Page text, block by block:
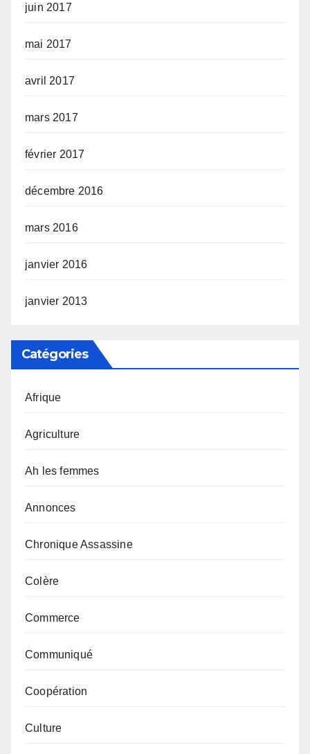
juin 2017
mai 2017
avril 2017
mars 2017
février 2017
décembre 2016
mars 2016
janvier 2016
janvier 2013
Catégories
Afrique
Agriculture
Ah les femmes
Annonces
Chronique Assassine
Colère
Commerce
Communiqué
Coopération
Culture